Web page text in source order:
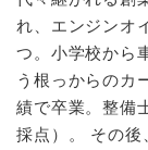
れ、エンジンオ
つ。小学校から
う根っからのカ
績で卒業。整備
採点）。 その後